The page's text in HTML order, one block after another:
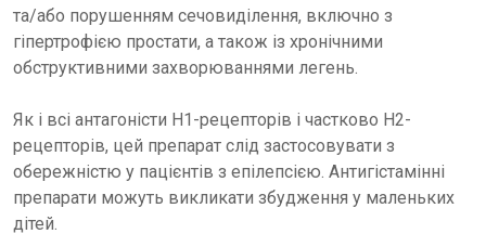
та/або порушенням сечовиділення, включно з
гіпертрофією простати, а також із хронічними
обструктивними захворюваннями легень.
Як і всі антагоністи H1-рецепторів і частково H2-
рецепторів, цей препарат слід застосовувати з
обережністю у пацієнтів з епілепсією. Антигістамінні
препарати можуть викликати збудження у маленьких
дітей.